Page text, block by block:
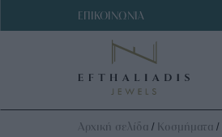
ΕΠΙΚΟΙΝΩΝΙΑ
Αρχική σελίδα / Κοσμήματα /